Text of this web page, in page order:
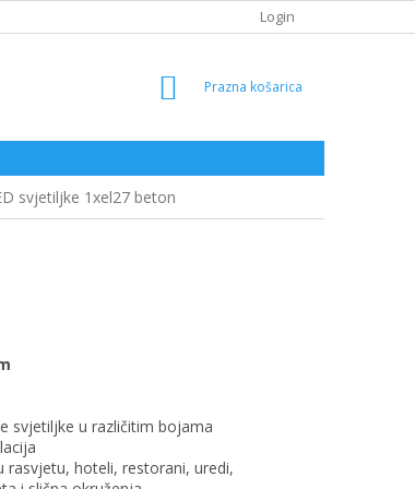
Login
SHOPPING
svjetiljke 1xel27 beton
svjetiljke u različitim bojama
rasvjetu, hoteli, restorani, uredi,